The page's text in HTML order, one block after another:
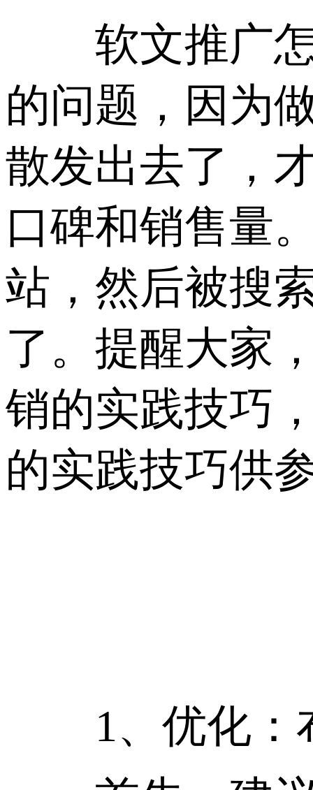
软文推广怎
的问题，因为
散发出去了，
口碑和销售量
站，然后被搜
了。提醒大家
销的实践技巧
的实践技巧供
1、优化：